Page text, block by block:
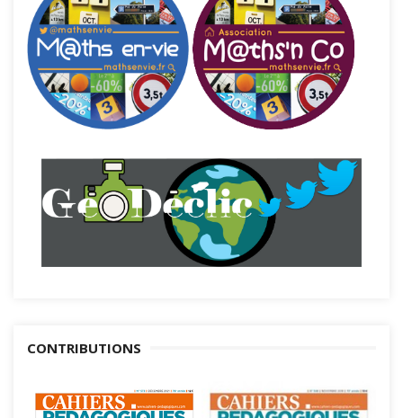
CONTRIBUTIONS